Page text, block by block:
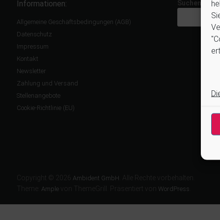
Informationen:
Allgemeine Geschäftsbedingungen (AGB)
Datenschutz
Impressum
Kontakt
Newsletter
Zahlung und Versand
Stellenangebote
Cookie-Richtlinie (EU)
Suchen
Copyright © 2026 Ambident GmbH . Alle Rechte vorbehalten.
Theme: Amplevon ThemeGrill. Präsentiert von WordPress